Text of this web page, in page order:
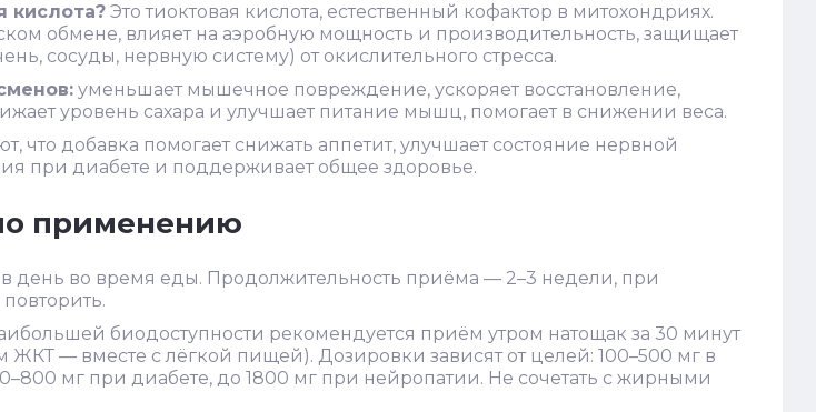
кислота? Это тиоктовая кислота, естественный кофактор в митохондриях.
обмене, влияет на аэробную мощность и производительность, защищает
сосуды, нервную систему) от окислительного стресса.
уменьшает мышечное повреждение, ускоряет восстановление,
уровень сахара и улучшает питание мышц, помогает в снижении веса.
что добавка помогает снижать аппетит, улучшает состояние нервной
при диабете и поддерживает общее здоровье.
применению
в день во время еды. Продолжительность приёма — 2–3 недели, при
биодоступности рекомендуется приём утром натощак за 30 минут
ЖКТ — вместе с лёгкой пищей). Дозировки зависят от целей: 100–500 мг в
мг при диабете, до 1800 мг при нейропатии. Не сочетать с жирными